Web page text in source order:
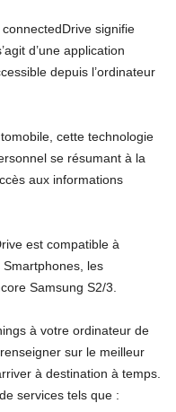
connectedDrive signifie
d’une application
depuis l’ordinateur
cette technologie
se résumant à la
aux informations
est compatible à
les
Samsung S2/3.
à votre ordinateur de
sur le meilleur
à destination à temps.
services tels que :